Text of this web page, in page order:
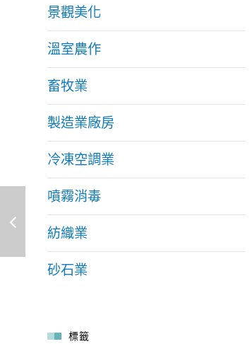
景觀美化
溫室農作
畜牧業
製造業廠房
冷凍空調業
噴霧消毒
紡織業
砂石業
標籤